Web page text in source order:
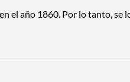
el año 1860. Por lo tanto, se